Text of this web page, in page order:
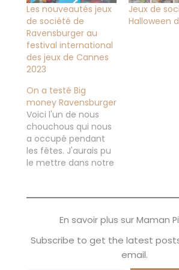
Les nouveautés jeux
de société de
Ravensburger au
festival international
des jeux de Cannes
2023
Jeux de
Halloween
On a testé Big
money Ravensburger
Voici l'un de nous
chouchous qui nous
a occupé pendant
les fêtes. J'aurais pu
le mettre dans notre
je ne l'ai eu que
donc je voulais
attendre encore
quelques parties
En savoir plus sur Maman
Subscribe to get the latest
email.